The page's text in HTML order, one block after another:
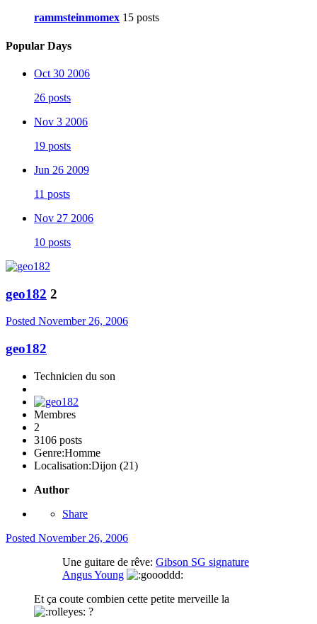
rammsteinmomex 15 posts
Popular Days
Oct 30 2006
26 posts
Nov 3 2006
19 posts
Jun 26 2009
11 posts
Nov 27 2006
10 posts
geo182 2
Posted November 26, 2006
geo182
Technicien du son
Membres
2
3106 posts
Genre:Homme
Localisation:Dijon (21)
Author
Share
Posted November 26, 2006
Une guitare de rêve: Gibson SG signature
Angus Young
Et ça coute combien cette petite merveille la
?